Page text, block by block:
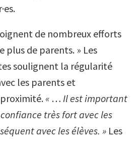
de nombreux efforts
plus de parents. » Les
soulignent la régularité
les parents et
« … Il est important
très fort avec les
avec les élèves. » Les